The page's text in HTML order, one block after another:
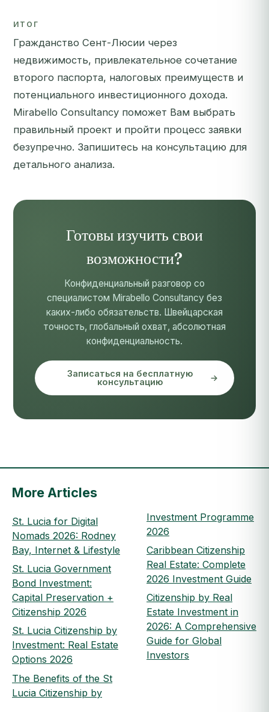
ИТОГ
Гражданство Сент-Люсии через
недвижимость, привлекательное сочетание
второго паспорта, налоговых преимуществ и
потенциального инвестиционного дохода.
Mirabello Consultancy поможет Вам выбрать
правильный проект и пройти процесс заявки
безупречно. Запишитесь на консультацию для
детального анализа.
Готовы изучить свои
возможности?
Конфиденциальный разговор со
специалистом Mirabello Consultancy без
каких-либо обязательств. Швейцарская
точность, глобальный охват, абсолютная
конфиденциальность.
Записаться на бесплатную
консультацию
More Articles
St. Lucia for Digital
Nomads 2026: Rodney
Bay, Internet & Lifestyle
St. Lucia Government
Bond Investment:
Capital Preservation +
Citizenship 2026
St. Lucia Citizenship by
Investment: Real Estate
Options 2026
The Benefits of the St
Lucia Citizenship by
Investment Programme
2026
Caribbean Citizenship
Real Estate: Complete
2026 Investment Guide
Citizenship by Real
Estate Investment in
2026: A Comprehensive
Guide for Global
Investors